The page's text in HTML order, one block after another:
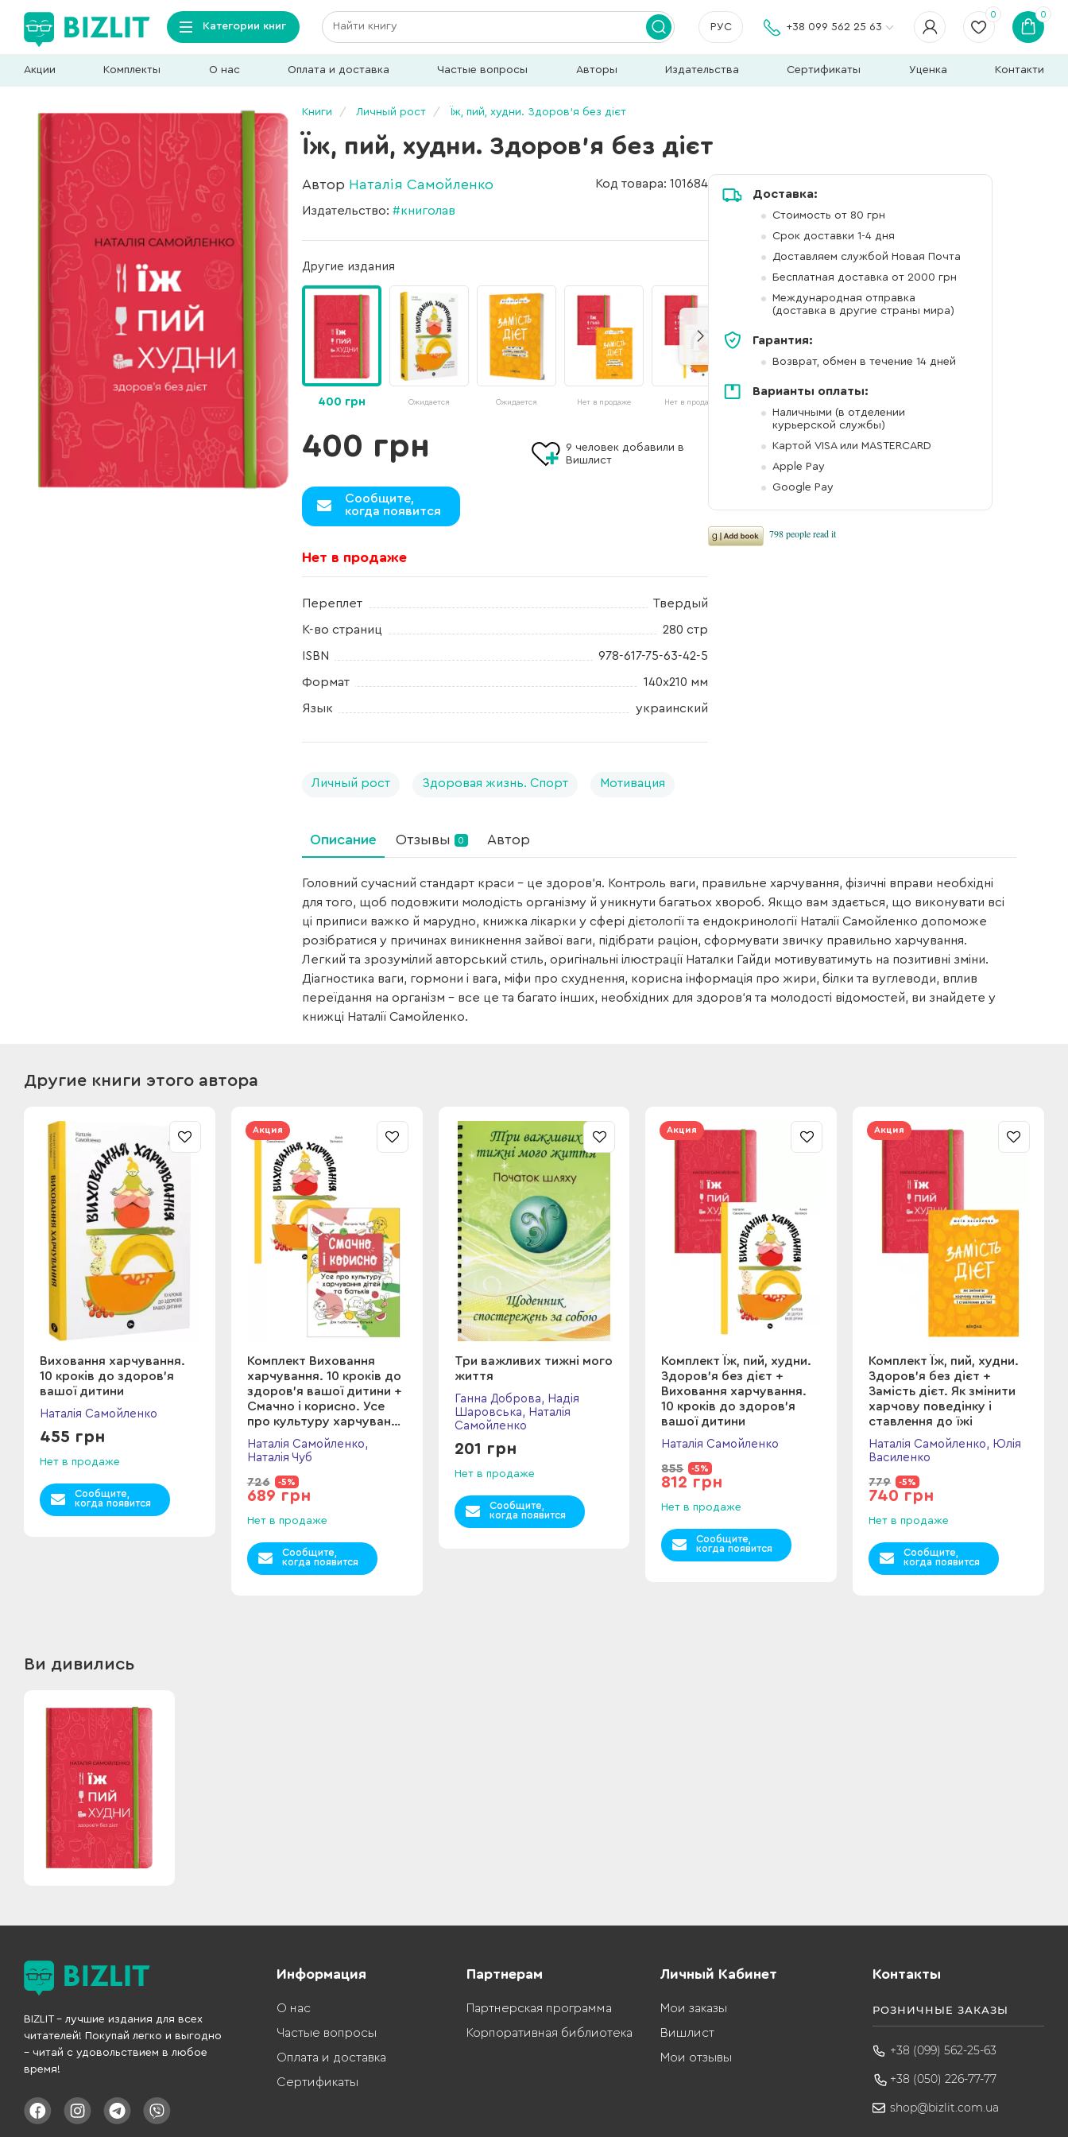
Категории книг РУС +38 099 562 25 63
0 0
Акции Комплекты О нас Оплата и доставка Частые вопросы Авторы Издательства Сертификаты Уценка Контакти
Книги Личный рост Їж, пий, худни. Здоров'я без дієт
Їж, пий, худни. Здоров'я без дієт
Автор Наталія Самойленко
Издательство: #книголав
Код товара: 101684
Другие издания
400 грн Ожидается Ожидается Нет в продаже Нет в продаже
400 грн
Сообщите,
когда появится
9 человек добавили в
Вишлист
Нет в продаже
Переплет Твердый
К-во страниц 280 стр
ISBN 978-617-75-63-42-5
Формат 140х210 мм
Язык украинский
Личный рост Здоровая жизнь. Спорт Мотивация
Доставка:
Стоимость от 80 грн
Срок доставки 1-4 дня
Доставляем службой Новая Почта
Бесплатная доставка от 2000 грн
Международная отправка
(доставка в другие страны мира)
Гарантия:
Возврат, обмен в течение 14 дней
Варианты оплаты:
Наличными (в отделении
курьерской службы)
Картой VISA или MASTERCARD
Apple Pay
Google Pay
Описание Отзывы 0 Автор
Головний сучасний стандарт краси – це здоров'я. Контроль ваги, правильне харчування, фізичні вправи необхідні
для того, щоб подовжити молодість організму й уникнути багатьох хвороб. Якщо вам здається, що виконувати всі
ці приписи важко й марудно, книжка лікарки у сфері дієтології та ендокринології Наталії Самойленко допоможе
розібратися у причинах виникнення зайвої ваги, підібрати раціон, сформувати звичку правильно харчування.
Легкий та зрозумілий авторський стиль, оригінальні ілюстрації Наталки Гайди мотивуватимуть на позитивні зміни.
Діагностика ваги, гормони і вага, міфи про схуднення, корисна інформація про жири, білки та вуглеводи, вплив
переїдання на організм – все це та багато інших, необхідних для здоров’я та молодості відомостей, ви знайдете у
книжці Наталії Самойленко.
Другие книги этого автора
Виховання харчування.
10 кроків до здоров’я
вашої дитини
Наталія Самойленко
455 грн
Нет в продаже
Сообщите,
когда появится
Акция
Комплект Виховання
харчування. 10 кроків до
здоров’я вашої дитини +
Смачно і корисно. Усе
про культуру харчування
дітей та батьків
Наталія Самойленко,
Наталія Чуб
726 -5%
689 грн
Нет в продаже
Сообщите,
когда появится
Три важливих тижні мого
життя
Ганна Доброва, Надія
Шаровська, Наталія
Самойленко
201 грн
Нет в продаже
Сообщите,
когда появится
Акция
Комплект Їж, пий, худни.
Здоров'я без дієт +
Виховання харчування.
10 кроків до здоров’я
вашої дитини
Наталія Самойленко
855 -5%
812 грн
Нет в продаже
Сообщите,
когда появится
Акция
Комплект Їж, пий, худни.
Здоров'я без дієт +
Замість дієт. Як змінити
харчову поведінку і
ставлення до їжі
Наталія Самойленко, Юлія
Василенко
779 -5%
740 грн
Нет в продаже
Сообщите,
когда появится
Ви дивились
BIZLIT – лучшие издания для всех
читателей! Покупай легко и выгодно
– читай с удовольствием в любое
время!
Информация
О нас
Частые вопросы
Оплата и доставка
Сертификаты
Партнерам
Партнерская программа
Корпоративная библиотека
Личный Кабинет
Мои заказы
Вишлист
Мои отзывы
Контакты
РОЗНИЧНЫЕ ЗАКАЗЫ
+38 (099) 562-25-63
+38 (050) 226-77-77
shop@bizlit.com.ua